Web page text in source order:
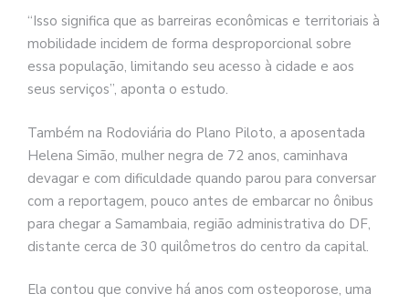
“Isso significa que as barreiras econômicas e territoriais à
mobilidade incidem de forma desproporcional sobre
essa população, limitando seu acesso à cidade e aos
seus serviços”, aponta o estudo.
Também na Rodoviária do Plano Piloto, a aposentada
Helena Simão, mulher negra de 72 anos, caminhava
devagar e com dificuldade quando parou para conversar
com a reportagem, pouco antes de embarcar no ônibus
para chegar a Samambaia, região administrativa do DF,
distante cerca de 30 quilômetros do centro da capital.
Ela contou que convive há anos com osteoporose, uma